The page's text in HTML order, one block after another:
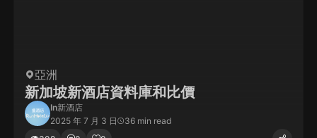
亞洲
新加坡新酒店資料庫和比價
In新酒店
2025 年 7 月 3 日
36 min read